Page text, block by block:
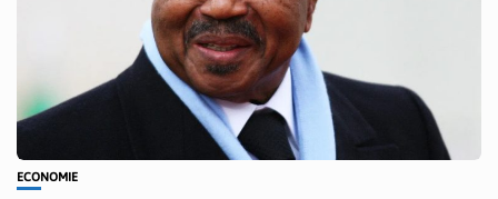
ECONOMIE